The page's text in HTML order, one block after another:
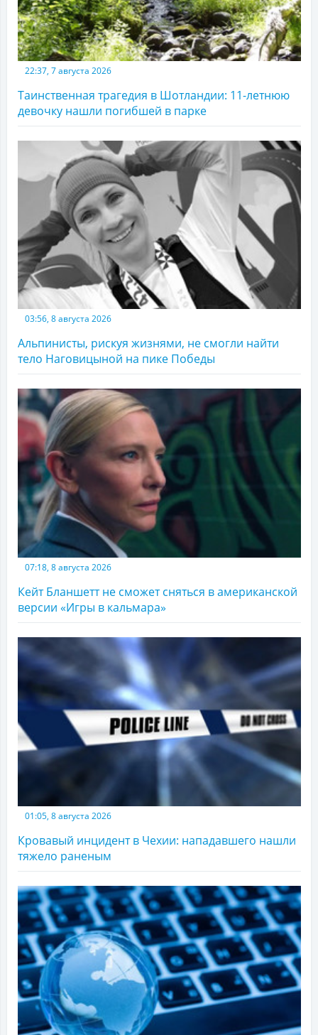
22:37, 7 августа 2026
Таинственная трагедия в Шотландии: 11-летнюю
девочку нашли погибшей в парке
03:56, 8 августа 2026
Альпинисты, рискуя жизнями, не смогли найти
тело Наговицыной на пике Победы
07:18, 8 августа 2026
Кейт Бланшетт не сможет сняться в американской
версии «Игры в кальмара»
01:05, 8 августа 2026
Кровавый инцидент в Чехии: нападавшего нашли
тяжело раненым